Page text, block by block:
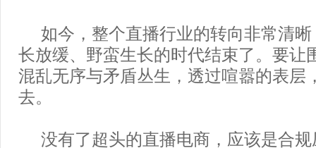
如今，整个直播行业的转向非常清
长放缓、野蛮生长的时代结束了。要让
混乱无序与矛盾丛生，透过喧嚣的表层
去。
没有了超头的直播电商，应该是合